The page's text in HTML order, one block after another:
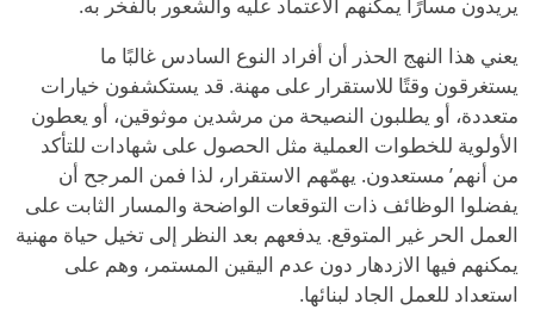
يريدون مسارًا يمكنهم الاعتماد عليه والشعور بالفخر به.
يعني هذا النهج الحذر أن أفراد النوع السادس غالبًا ما
يستغرقون وقتًا للاستقرار على مهنة. قد يستكشفون خيارات
متعددة، أو يطلبون النصيحة من مرشدين موثوقين، أو يعطون
الأولوية للخطوات العملية مثل الحصول على شهادات للتأكد
من أنهم’ مستعدون. يهمّهم الاستقرار، لذا فمن المرجح أن
يفضلوا الوظائف ذات التوقعات الواضحة والمسار الثابت على
العمل الحر غير المتوقع. يدفعهم بعد النظر إلى تخيل حياة مهنية
يمكنهم فيها الازدهار دون عدم اليقين المستمر، وهم على
استعداد للعمل الجاد لبنائها.